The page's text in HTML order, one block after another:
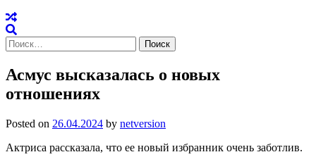
Найти:
Асмус высказалась о новых
отношениях
Posted on 26.04.2024 by netversion
Актриса рассказала, что ее новый избранник очень заботлив.